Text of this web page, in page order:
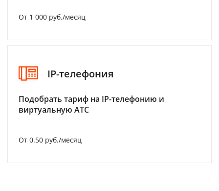
От 1 000 руб./месяц
IP-телефония
Подобрать тариф на IP-телефонию и
виртуальную АТС
От 0.50 руб./месяц